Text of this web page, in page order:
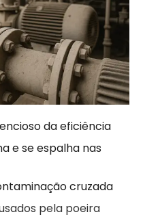
da eficiência
e se espalha nas
cruzada
pela poeira